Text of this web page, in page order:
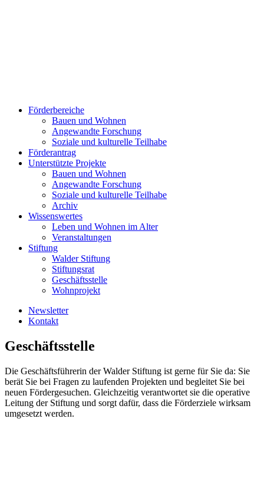
Förderbereiche
Bauen und Wohnen
Ange­wand­te For­schung
Soziale und kulturelle Teilhabe
Förderantrag
Unterstützte Projekte
Bauen und Wohnen
Ange­wand­te For­schung
Soziale und kulturelle Teilhabe
Archiv
Wissenswertes
Leben und Wohnen im Alter
Veranstaltungen
Stiftung
Walder Stiftung
Stiftungsrat
Geschäftsstelle
Wohnprojekt
Newsletter
Kontakt
Geschäftsstelle
Die Geschäftsführerin der Walder Stiftung ist gerne für Sie da: Sie
berät Sie bei Fragen zu laufenden Projekten und begleitet Sie bei
neuen Fördergesuchen. Gleichzeitig verantwortet sie die operative
Leitung der Stiftung und sorgt dafür, dass die Förderziele wirksam
umgesetzt werden.